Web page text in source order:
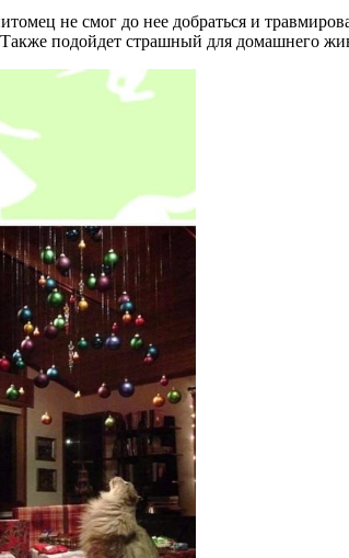
не смог до нее добраться и
подойдет страшный для домашнего